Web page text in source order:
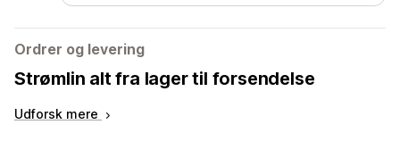
Ordrer og levering
Strømlin alt fra lager til forsendelse
Udforsk mere